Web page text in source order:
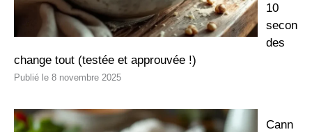
10
secon
des
change tout (testée et approuvée !)
8 novembre 2025
Cann